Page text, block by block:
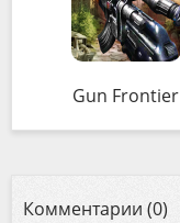
Gun Frontier
Комментарии (0)